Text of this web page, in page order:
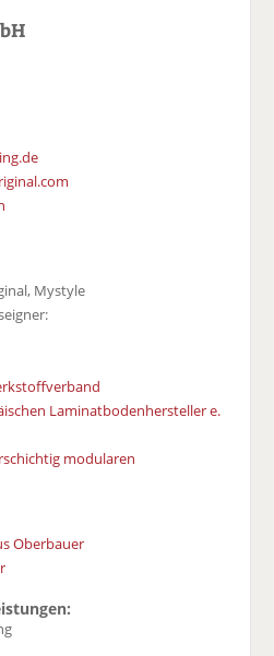
Mystyle
Laminatbodenhersteller e.
modularen
Oberbauer